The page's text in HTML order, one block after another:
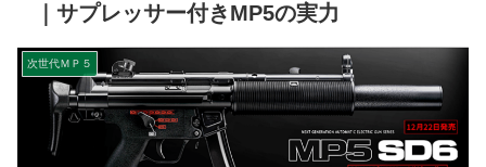
｜サプレッサー付きMP5の実力
次世代ＭＰ５